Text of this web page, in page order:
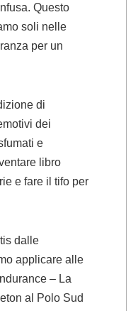
Questo
soli nelle
per un
di
dei
e
libro
e fare il tifo per
dalle
applicare alle
– La
al Polo Sud